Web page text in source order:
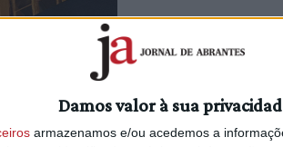
Damos valor à sua
armazenamos e/ou acedemos a